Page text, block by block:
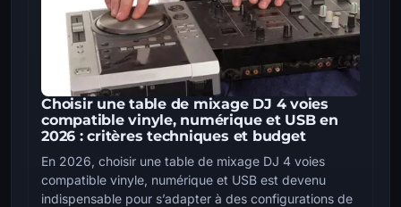
Choisir une table de mixage DJ 4 voies
compatible vinyle, numérique et USB en
2026 : critères techniques et budget
En 2026, choisir une table de mixage DJ 4 voies
compatible vinyle, numérique et USB est devenu
indispensable pour s’adapter à des configurations de